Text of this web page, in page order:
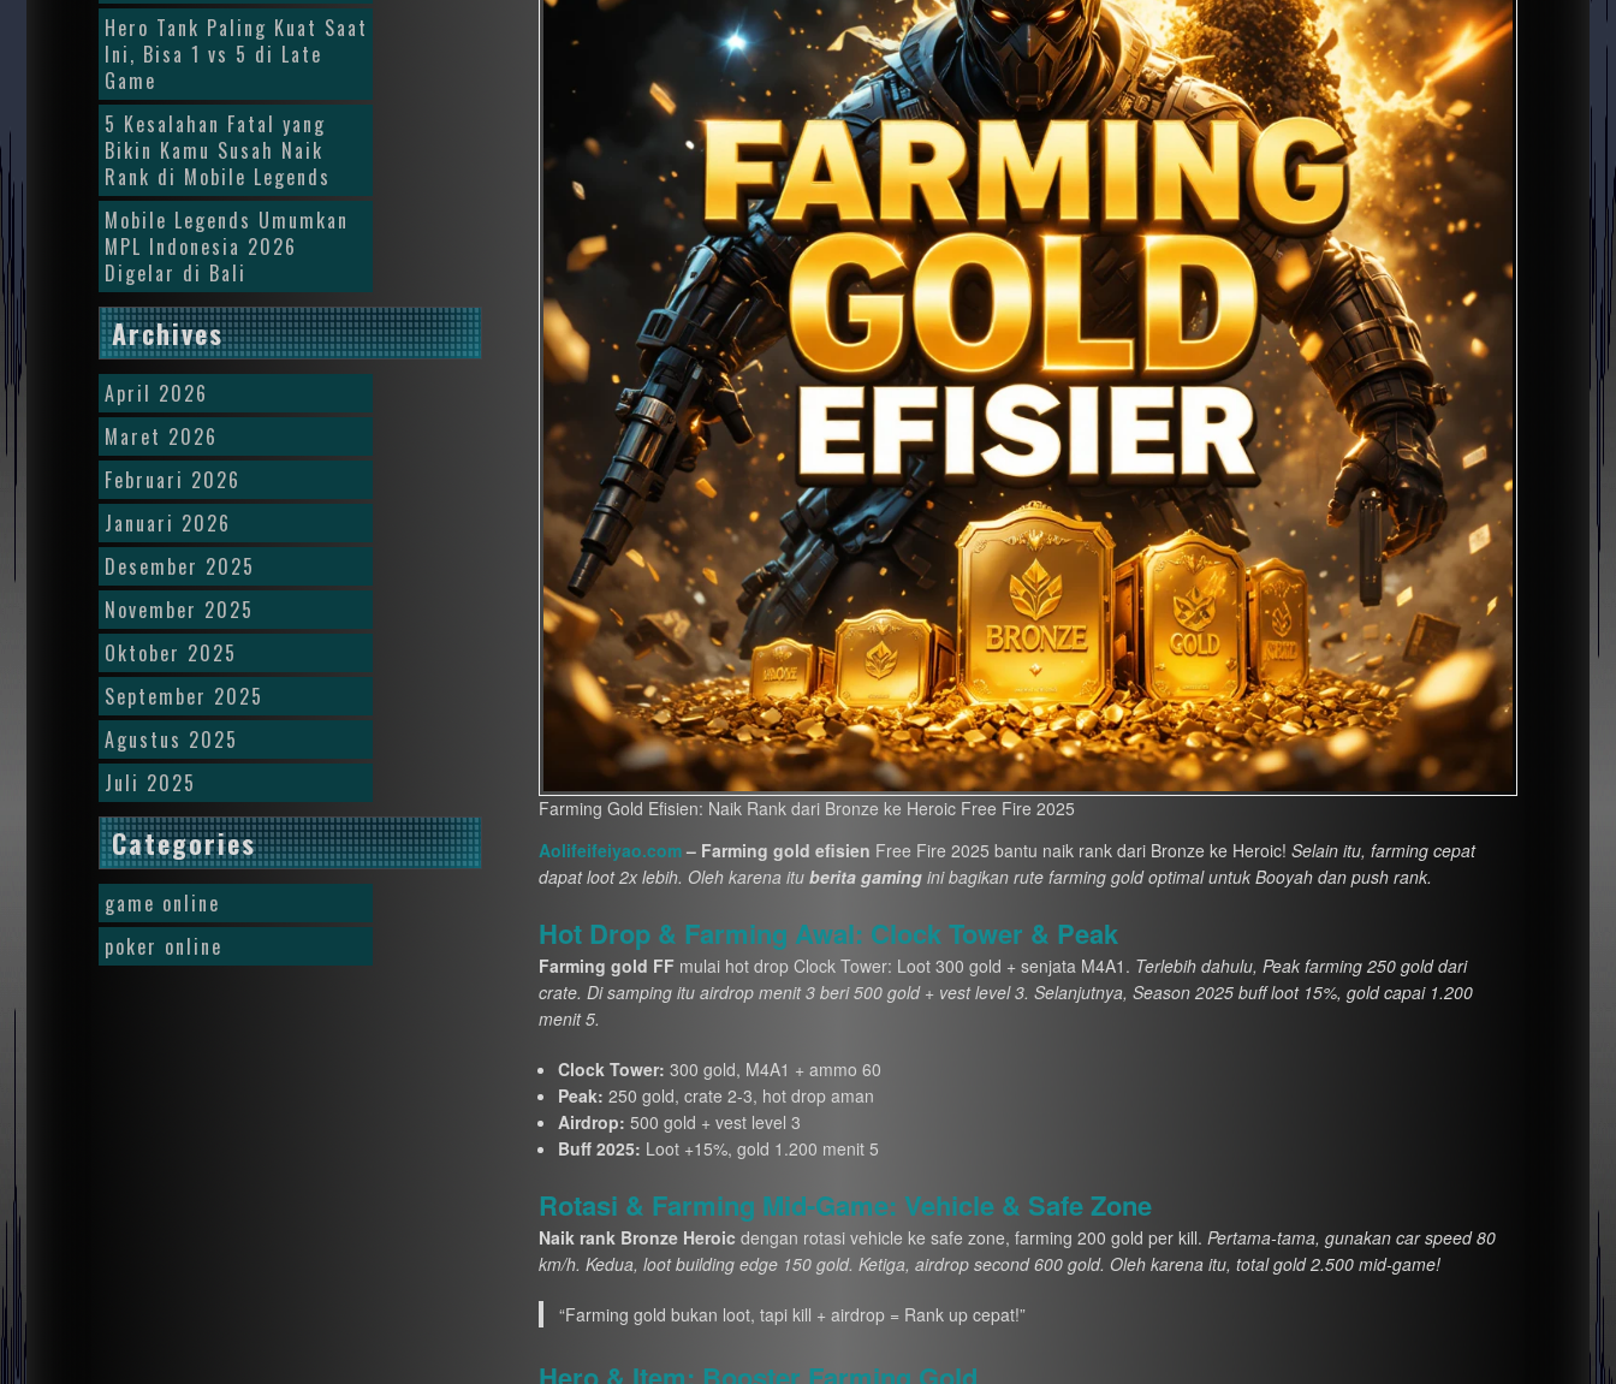
Farming Gold Efisien: Naik Rank dari Bronze ke Heroic Free Fire 2025
Aolifeifeiyao.com– Farming gold efisien Free Fire 2025 bantu naik rank dari Bronze ke Heroic! Selain itu, farming cepat
dapat loot 2x lebih. Oleh karena itu berita gamingini bagikan rute farming gold optimal untuk Booyah dan push rank.
Hot Drop & Farming Awal: Clock Tower & Peak
Farming gold FFmulai hot drop Clock Tower: Loot 300 gold + senjata M4A1. Terlebih dahulu, Peak farming 250 gold dari
crate. Di samping itu airdrop menit 3 beri 500 gold + vest level 3. Selanjutnya, Season 2025 buff loot 15%, gold capai 1.200
menit 5.
Clock Tower: 300 gold, M4A1 + ammo 60
Peak: 250 gold, crate 2-3, hot drop aman
Airdrop: 500 gold + vest level 3
Buff 2025: Loot +15%, gold 1.200 menit 5
Rotasi & Farming Mid-Game: Vehicle & Safe Zone
Naik rank Bronze Heroic dengan rotasi vehicle ke safe zone, farming 200 gold per kill. Pertama-tama, gunakan car speed 80
km/h. Kedua, loot building edge 150 gold. Ketiga, airdrop second 600 gold. Oleh karena itu, total gold 2.500 mid-game!
“Farming gold bukan loot, tapi kill + airdrop = Rank up cepat!”
Hero Tank Paling Kuat Saat
Ini, Bisa 1 vs 5 di Late
Game
5 Kesalahan Fatal yang
Bikin Kamu Susah Naik
Rank di Mobile Legends
Mobile Legends Umumkan
MPL Indonesia 2026
Digelar di Bali
Archives
April 2026
Maret 2026
Februari 2026
Januari 2026
Desember 2025
November 2025
Oktober 2025
September 2025
Agustus 2025
Juli 2025
Categories
game online
poker online